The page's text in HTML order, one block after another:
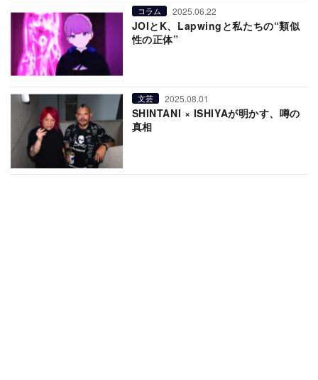
コラム 2025.06.22
JOIとK、Lapwingと私たちの“類似
性の正体”
文芸 2025.08.01
SHINTANI × ISHIYAが明かす、噂の
真相